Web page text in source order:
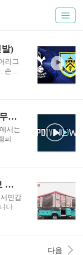
)
리그
손흥
도
. 자
bit.ly/
법
포티
아
스포티비 나우 시청방법 총정리(+무료시청, spotv on)
서는
피언
계하
아니
츠 영
민재
리 중
을
서민갑부 텐트 트레일러 업체 정보 구매 방법
민갑
다.
트
텐
다음